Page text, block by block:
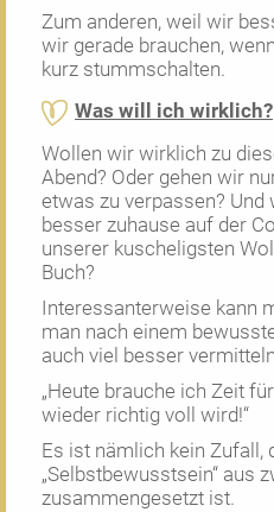
Zum anderen, weil wir
wir gerade brauchen,
kurz stummschalten.
Was will ich wirklich?
Wollen wir wirklich zu
Abend? Oder gehen wir
etwas zu verpassen? Und
besser zuhause auf der
unserer kuscheligsten
Buch?
Interessanterweise kann
man nach einem
auch viel besser
„Heute brauche ich Zeit
wieder richtig voll wird!“
Es ist nämlich kein Zufall,
„Selbstbewusstsein“ aus
zusammengesetzt ist.